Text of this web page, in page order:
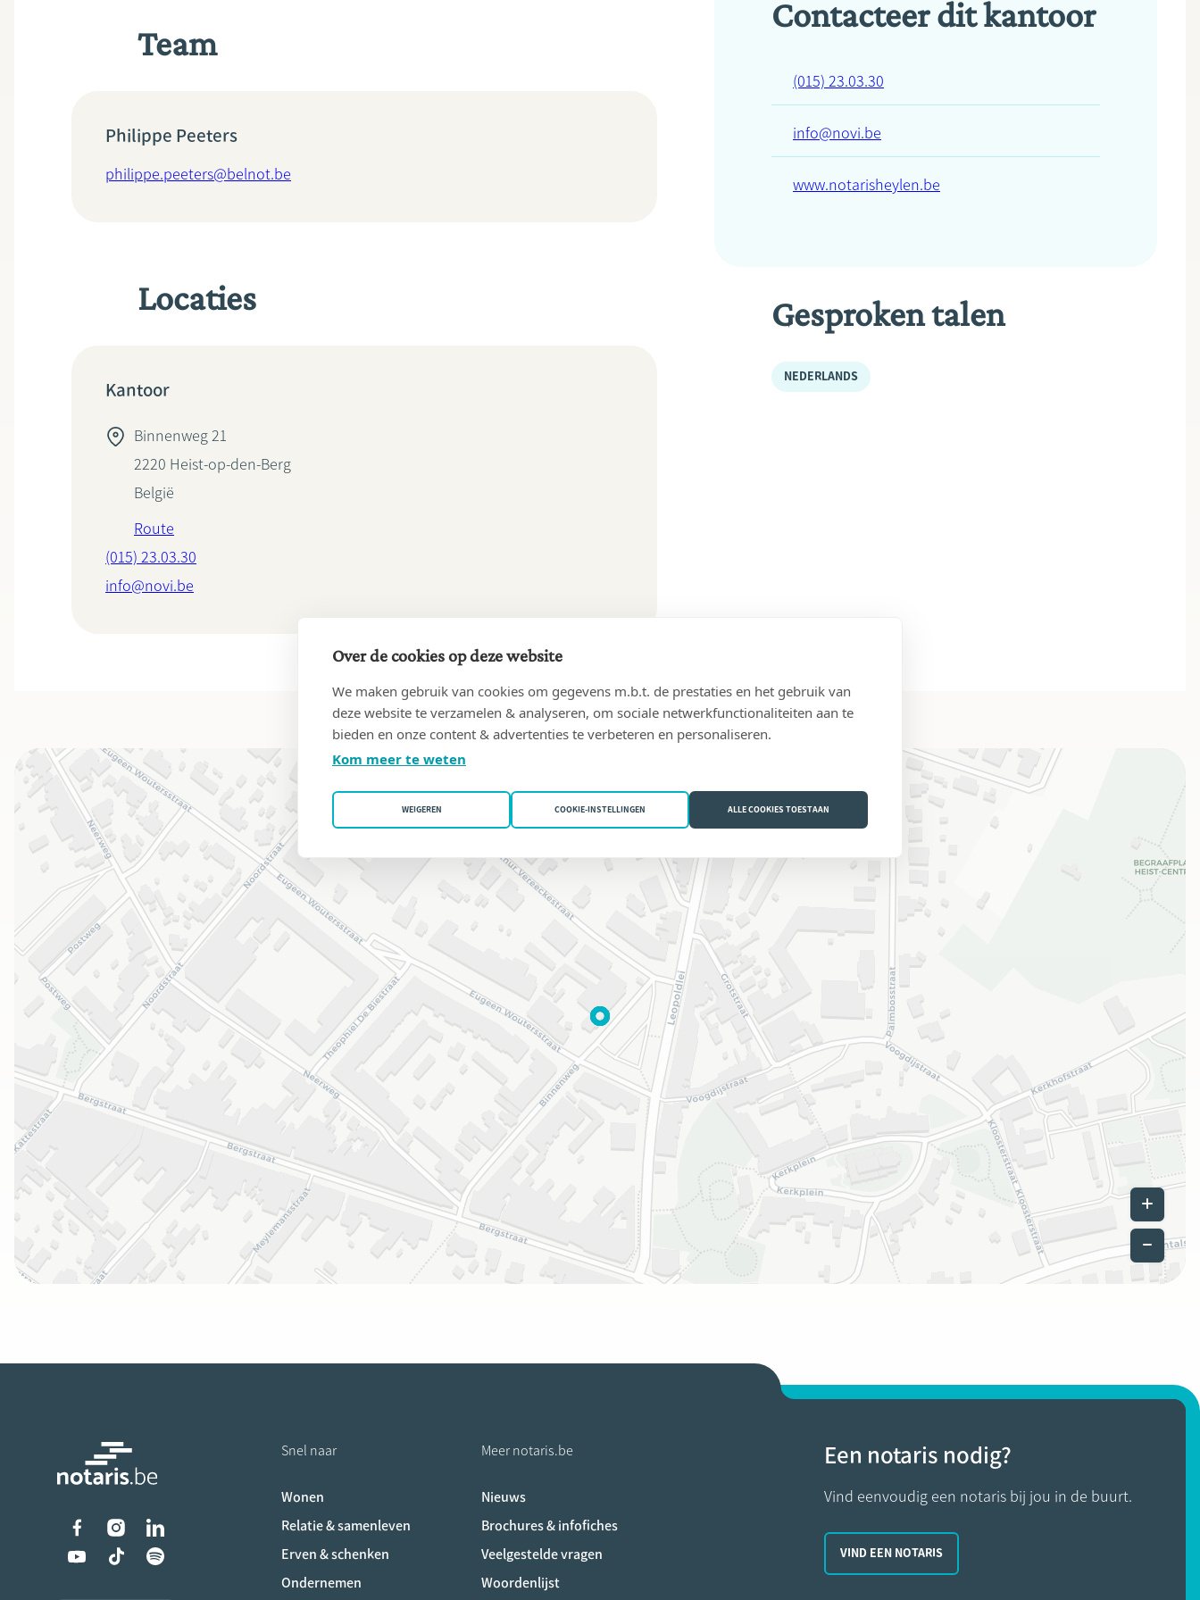
Team
Philippe Peeters
philippe.peeters@belnot.be
Locaties
Kantoor
Binnenweg 21
2220 Heist-op-den-Berg
België
Route
(015) 23.03.30
info@novi.be
Contacteer dit kantoor
(015) 23.03.30
info@novi.be
www.notarisheylen.be
Gesproken talen
NEDERLANDS
Leaflet
Liens vers les réseaux sociaux
Snel naar
Wonen
Relatie & samenleven
Erven & schenken
Ondernemen
Meer notaris.be
Nieuws
Brochures & infofiches
Veelgestelde vragen
Woordenlijst
Een notaris nodig?
Vind eenvoudig een notaris bij jou in de buurt.
VIND EEN NOTARIS
Over de cookies op deze website
We maken gebruik van cookies om gegevens m.b.t. de prestaties en het gebruik van
deze website te verzamelen & analyseren, om sociale netwerkfunctionaliteiten aan te
bieden en onze content & advertenties te verbeteren en personaliseren.
Kom meer te weten
WEIGEREN COOKIE-INSTELLINGEN ALLE COOKIES TOESTAAN